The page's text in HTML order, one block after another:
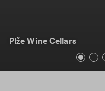
Plže Wine Cellars